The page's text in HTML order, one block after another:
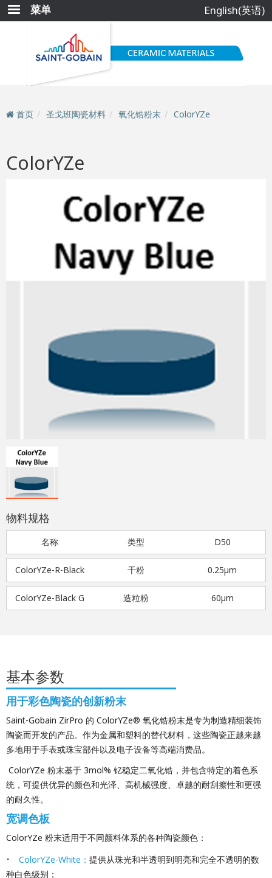
跳
转
菜单 English(英语)
首页 圣戈班陶瓷材料 氧化锆粉末 ColorYZe
ColorYZe
物料规格
名称 类型 D50
ColorYZe-R-Black 干粉 0.25μm
ColorYZe-Black G 造粒粉 60μm
基本参数
用于彩色陶瓷的创新粉末
Saint-Gobain ZirPro 的 ColorYZe® 氧化锆粉末是专为制造精细装饰
陶瓷而开发的产品。作为金属和塑料的替代材料，这些陶瓷正越来越
多地用于手表或珠宝部件以及电子设备等高端消费品。
ColorYZe 粉末基于 3mol% 钇稳定二氧化锆，并包含特定的着色系
统，可提供优异的颜色和光泽、高机械强度、卓越的耐刮擦性和更强
的耐久性。
宽调色板
ColorYZe 粉末适用于不同颜料体系的各种陶瓷颜色：
· ColorYZe-White： 提供从珠光和半透明到明亮和完全不透明的数
种白色级别；